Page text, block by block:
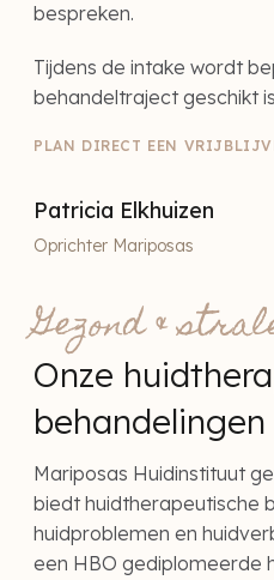
bespreken.
Tijdens de intake wordt
behandeltraject geschikt
PLAN DIRECT EEN
Patricia Elkhuizen
Oprichter Mariposas
Gezond &
Onze
behandelingen
Mariposas Huidinstituut
biedt huidtherapeutische
huidproblemen en
een HBO gediplomeerde